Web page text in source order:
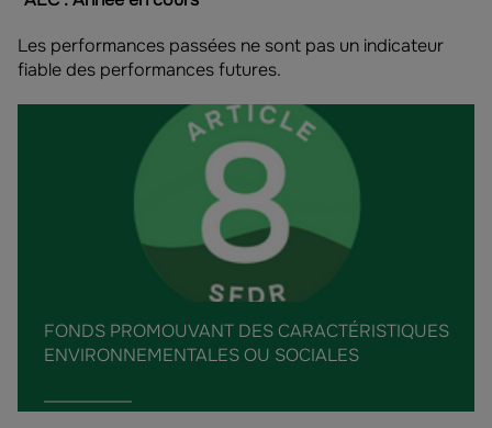
Les performances passées ne sont pas un indicateur
fiable des performances futures.
FONDS PROMOUVANT DES CARACTÉRISTIQUES
ENVIRONNEMENTALES OU SOCIALES